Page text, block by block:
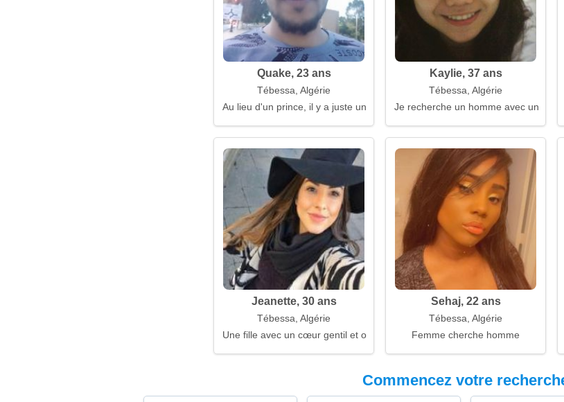
Quake, 23 ans
Tébessa, Algérie
Au lieu d'un prince, il y a juste un gars avec un livre
Kaylie, 37 ans
Tébessa, Algérie
Je recherche un homme avec un
Jeanette, 30 ans
Tébessa, Algérie
Une fille avec un cœur gentil et ouvert
Sehaj, 22 ans
Tébessa, Algérie
Femme cherche homme
Commencez votre